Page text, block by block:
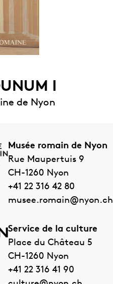
I
de Nyon
Musée romain de Nyon
Rue Maupertuis 9
CH-1260 Nyon
+41 22 316 42 80
musee.romain@nyon.ch
Service de la culture
Place du Château 5
CH-1260 Nyon
+41 22 316 41 90